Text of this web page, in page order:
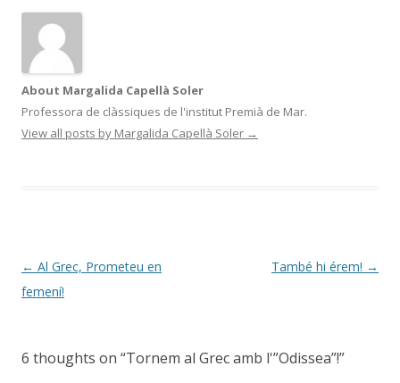
About Margalida Capellà Soler
Professora de clàssiques de l'institut Premià de Mar.
View all posts by Margalida Capellà Soler →
Post
navigation
← Al Grec, Prometeu en
femení!
També hi érem! →
6 thoughts on “Tornem al Grec amb l'”Odissea”!”